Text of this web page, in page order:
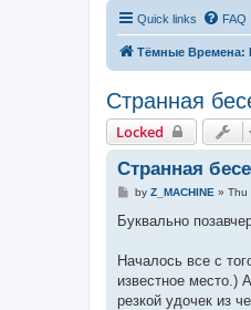
Quick links FAQ
Тёмные Времена:
Странная
Locked
Странная
P
s
t
by Z_MACHINE » Thu
Буквально
Началось все с
известное место.)
резкой удочек из